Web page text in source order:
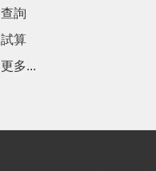
查詢
試算
更多...